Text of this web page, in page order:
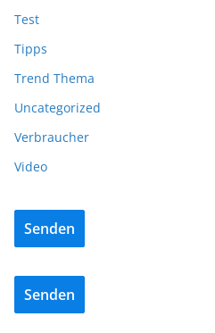
Test
Tipps
Trend Thema
Uncategorized
Verbraucher
Video
Senden
Senden